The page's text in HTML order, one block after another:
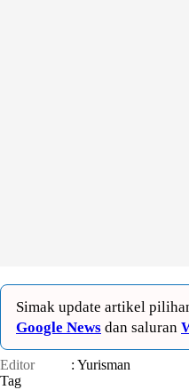
Simak update artikel
Google News dan saluran
Editor
: Yurisman
Tag